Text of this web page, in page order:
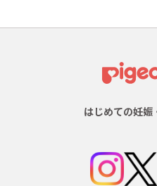
はじめての妊娠